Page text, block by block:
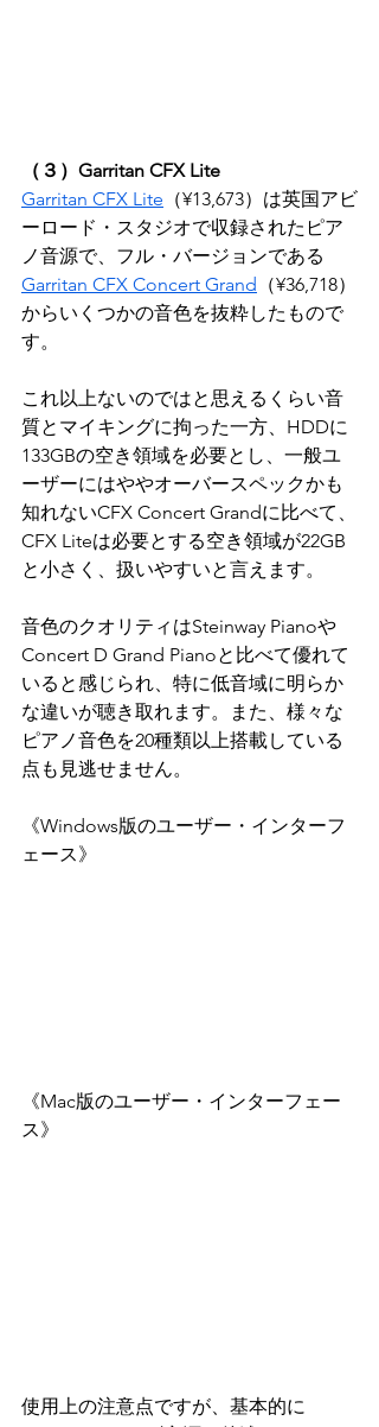
（３）Garritan CFX Lite
Garritan CFX Lite （¥13,673）は英国アビ
ーロード・スタジオで収録されたピア
ノ音源で、フル・バージョンである
Garritan CFX Concert Grand
（¥36,718）
からいくつかの音色を抜粋したもので
す。
これ以上ないのではと思えるくらい音
質とマイキングに拘った一方、HDDに
133GBの空き領域を必要とし、一般ユ
ーザーにはややオーバースペックかも
知れないCFX Concert Grandに比べて、
CFX Liteは必要とする空き領域が22GB
と小さく、扱いやすいと言えます。
音色のクオリティはSteinway Pianoや
Concert D Grand Pianoと比べて優れて
いると感じられ、特に低音域に明らか
な違いが聴き取れます。また、様々な
ピアノ音色を20種類以上搭載している
点も見逃せません。
《Windows版のユーザー・インターフ
ェース》
《Mac版のユーザー・インターフェー
ス》
使用上の注意点ですが、基本的に